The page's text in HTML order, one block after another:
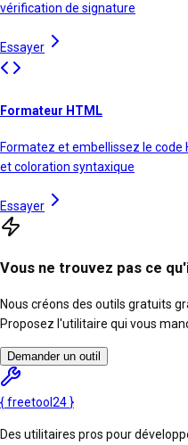
vérification de signature
Essayer
Formateur HTML
Formatez et embellissez le code
et coloration syntaxique
Essayer
Vous ne trouvez pas ce
Nous créons des outils gratuits
Proposez l'utilitaire qui vous
Demander un outil
{freetool 24 }
Des utilitaires pros pour